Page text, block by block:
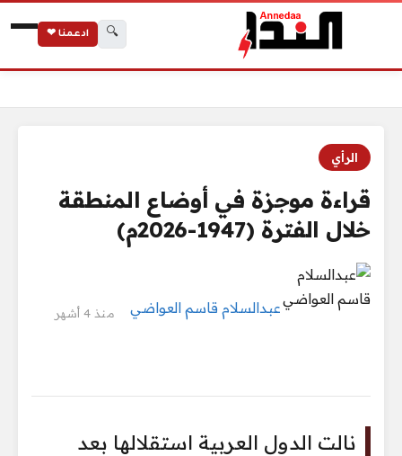
🔍 ادعمنا ❤
الرأي
قراءة موجزة في أوضاع المنطقة
خلال الفترة (1947-2026م)
عبدالسلام قاسم العواضي منذ 4 أشهر
نالت الدول العربية استقلالها بعد